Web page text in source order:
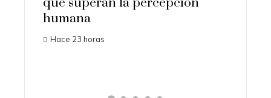
la percepción
importantes que